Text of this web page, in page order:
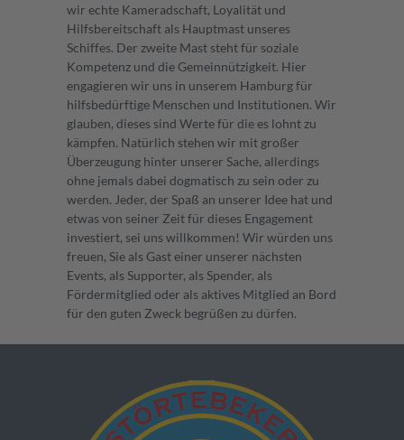
wir echte Kameradschaft, Loyalität und
Hilfsbereitschaft als Hauptmast unseres
Schiffes. Der zweite Mast steht für soziale
Kompetenz und die Gemeinnützigkeit. Hier
engagieren wir uns in unserem Hamburg für
hilfsbedürftige Menschen und Institutionen. Wir
glauben, dieses sind Werte für die es lohnt zu
kämpfen. Natürlich stehen wir mit großer
Überzeugung hinter unserer Sache, allerdings
ohne jemals dabei dogmatisch zu sein oder zu
werden. Jeder, der Spaß an unserer Idee hat und
etwas von seiner Zeit für dieses Engagement
investiert, sei uns willkommen! Wir würden uns
freuen, Sie als Gast einer unserer nächsten
Events, als Supporter, als Spender, als
Fördermitglied oder als aktives Mitglied an Bord
für den guten Zweck begrüßen zu dürfen.